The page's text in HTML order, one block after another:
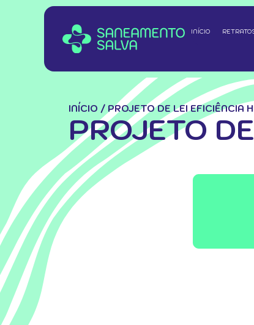
INÍCIO
INÍCIO / PROJETO DE LEI EFICIÊNCIA
PROJETO